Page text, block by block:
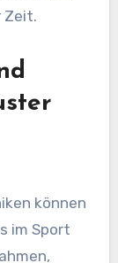
Zeit.
können
im Sport